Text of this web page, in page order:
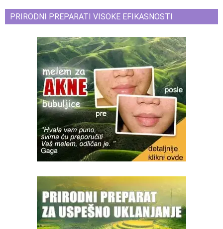
PRIRODNI PREPARATI VISOKE EFIKASNOSTI